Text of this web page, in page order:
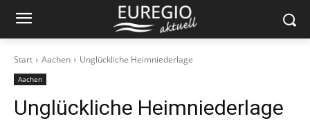
Start Aachen Unglückliche Heimniederlage
Aachen
Unglückliche Heimniederlage